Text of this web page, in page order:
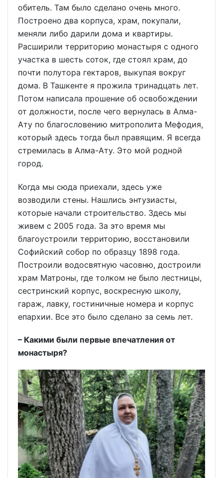
обитель. Там было сделано очень много.
Построено два корпуса, храм, покупали,
меняли либо дарили дома и квартиры.
Расширили территорию монастыря с одного
участка в шесть соток, где стоял храм, до
почти полутора гектаров, выкупая вокруг
дома. В Ташкенте я прожила тринадцать лет.
Потом написала прошение об освобождении
от должности, после чего вернулась в Алма-
Ату по благословению митрополита Мефодия,
который здесь тогда был правящим. Я всегда
стремилась в Алма-Ату. Это мой родной
город.
Когда мы сюда приехали, здесь уже
возводили стены. Нашлись энтузиасты,
которые начали строительство. Здесь мы
живем с 2005 года. За это время мы
благоустроили территорию, восстановили
Софийский собор по образцу 1898 года.
Построили водосвятную часовню, достроили
храм Матроны, где толком не было лестницы,
сестринский корпус, воскресную школу,
гараж, лавку, гостиничные номера и корпус
епархии. Все это было сделано за семь лет.
– Какими были первые впечатления от
монастыря?